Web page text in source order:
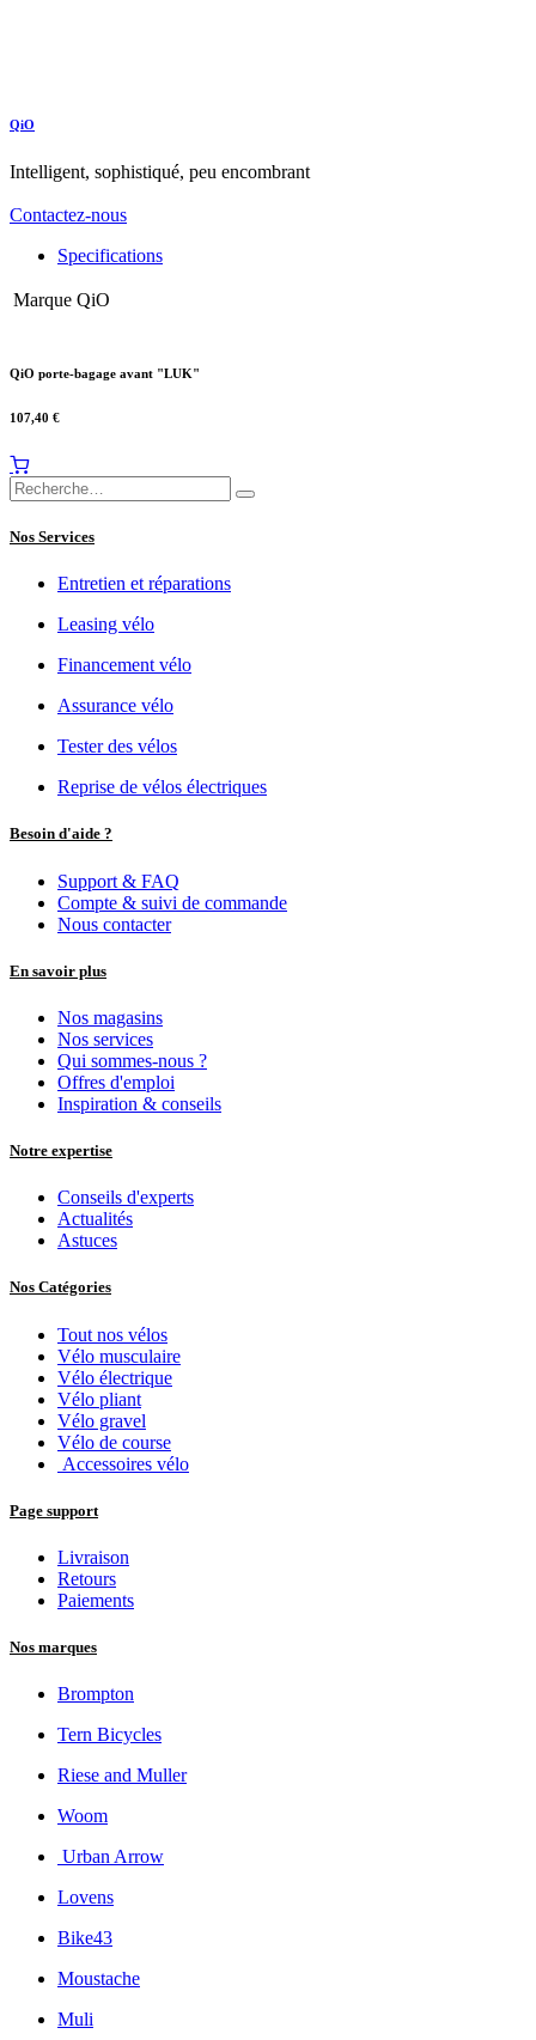
QiO
Intelligent, sophistiqué, peu encombrant
Contactez-nous
Specifications
Marque QiO
QiO porte-bagage avant "LUK"
107,40 €
Nos Services
Entretien et réparations
Leasing vélo
Financement vélo
Assurance vélo
Tester des vélos
Reprise de vélos électriques
Besoin d'aide ?
Support & FAQ
Compte & suivi de commande
Nous contacter
En savoir plus
Nos magasins
Nos services
Qui sommes-nous ?
Offres d'emploi
Inspiration & conseils
Notre expertise
Conseils d'experts
Actualités
Astuces
Nos Catégories
Tout nos vélos
Vélo musculaire
Vélo électrique
Vélo pliant
Vélo gravel
Vélo de course
Accessoires vélo
Page support
Livraison
Retours
Paiements
Nos marques
Brompton
Tern Bicycles
Riese and Muller
Woom
Urban Arrow
Lovens
Bike43
Moustache
Muli